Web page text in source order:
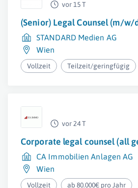
vor 15 T
(Senior) Legal Counsel (m/w/
STANDARD Medien AG
Wien
Vollzeit Teilzeit/geringfügig
vor 24 T
Corporate legal counsel (all
CA Immobilien Anlagen AG
Wien
Vollzeit ab 80.000€ pro Jahr